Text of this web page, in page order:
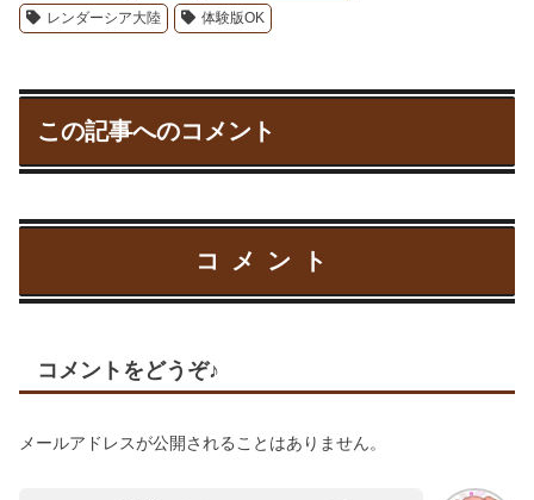
レンダーシア大陸 体験版OK
この記事へのコメント
コメント
コメントをどうぞ♪
メールアドレスが公開されることはありません。